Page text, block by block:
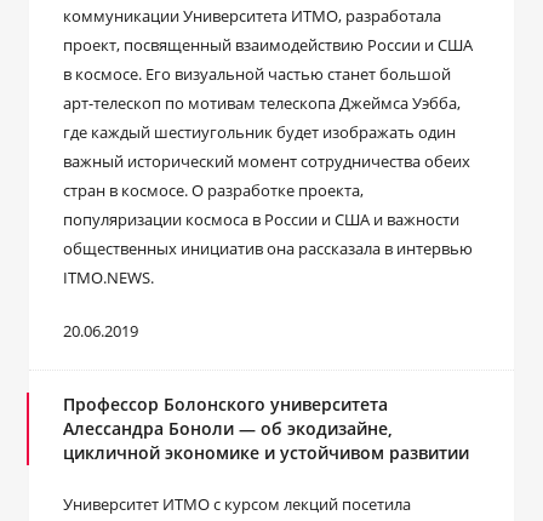
коммуникации Университета ИТМО, разработала
проект, посвященный взаимодействию России и США
в космосе. Его визуальной частью станет большой
арт-телескоп по мотивам телескопа Джеймса Уэбба,
где каждый шестиугольник будет изображать один
важный исторический момент сотрудничества обеих
стран в космосе. О разработке проекта,
популяризации космоса в России и США и важности
общественных инициатив она рассказала в интервью
ITMO.NEWS.
20.06.2019
Профессор Болонского университета
Алессандра Боноли — об экодизайне,
цикличной экономике и устойчивом развитии
Университет ИТМО с курсом лекций посетила